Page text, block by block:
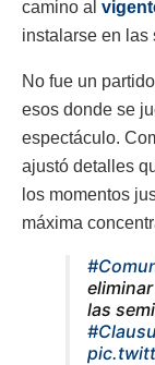
camino al
instalarse en las
No fue un
esos donde se
espectáculo.
ajustó detalles
los momentos
máxima
las